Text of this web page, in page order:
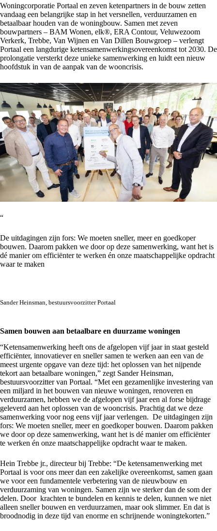
Woningcorporatie Portaal en zeven ketenpartners in de bouw zetten
vandaag een belangrijke stap in het versnellen, verduurzamen en
betaalbaar houden van de woningbouw. Samen met zeven
bouwpartners – BAM Wonen, elk®, ERA Contour, Veluwezoom
Verkerk, Trebbe, Van Wijnen en Van Dillen Bouwgroep – verlengt
Portaal een langdurige ketensamenwerkingsovereenkomst tot 2030. De
prolongatie versterkt deze unieke samenwerking en luidt een nieuw
hoofdstuk in van de aanpak van de wooncrisis.
“
De uitdagingen zijn fors: We moeten sneller, meer en goedkoper
bouwen. Daarom pakken we door op deze samenwerking, want het is
dé manier om efficiënter te werken én onze maatschappelijke opdracht
waar te maken
Sander Heinsman, bestuursvoorzitter Portaal
Samen bouwen aan betaalbare en duurzame woningen
“Ketensamenwerking heeft ons de afgelopen vijf jaar in staat gesteld
efficiënter, innovatiever en sneller samen te werken aan een van de
meest urgente opgave van deze tijd: het oplossen van het nijpende
tekort aan betaalbare woningen,” zegt Sander Heinsman,
bestuursvoorzitter van Portaal. “Met een gezamenlijke investering van
een miljard in het bouwen van nieuwe woningen, renoveren en
verduurzamen, hebben we de afgelopen vijf jaar een al forse bijdrage
geleverd aan het oplossen van de wooncrisis. Prachtig dat we deze
samenwerking voor nog eens vijf jaar verlengen. De uitdagingen zijn
fors: We moeten sneller, meer en goedkoper bouwen. Daarom pakken
we door op deze samenwerking, want het is dé manier om efficiënter
te werken én onze maatschappelijke opdracht waar te maken.
Hein Trebbe jr., directeur bij Trebbe: “De ketensamenwerking met
Portaal is voor ons meer dan een zakelijke overeenkomst, samen gaan
we voor een fundamentele verbetering van de nieuwbouw en
verduurzaming van woningen. Samen zijn we sterker dan de som der
delen. Door krachten te bundelen en kennis te delen, kunnen we niet
alleen sneller bouwen en verduurzamen, maar ook slimmer. En dat is
broodnodig in deze tijd van enorme en schrijnende woningtekorten.”